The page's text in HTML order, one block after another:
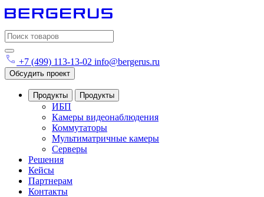
Search
for:
+7 (499) 113-13-02 info@bergerus.ru
Обсудить проект
Продукты Продукты
ИБП
Камеры видеонаблюдения
Коммутаторы
Мультиматричные камеры
Серверы
Решения
Кейсы
Партнерам
Контакты